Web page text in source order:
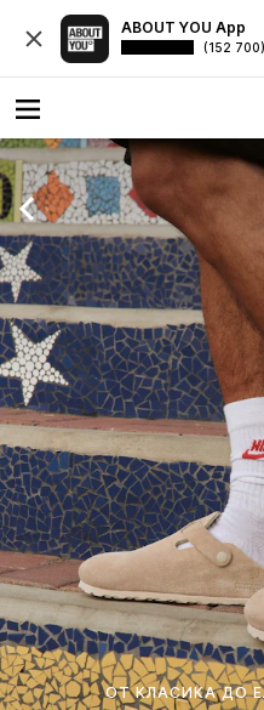
ABOUT YOU App
(152 700)
ОТ КЛАСИКА ДО